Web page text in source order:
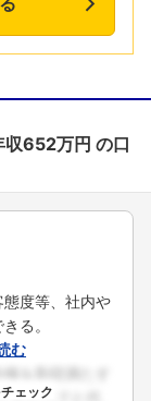
収652万円 の口
度等、社内や
る。
む
ェック